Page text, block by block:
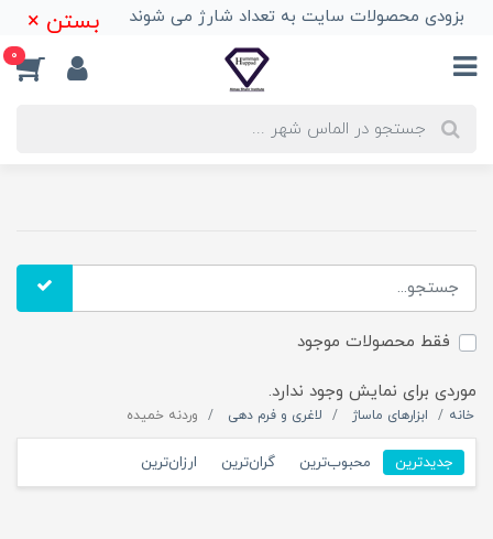
بزودی محصولات سایت به تعداد شارژ می شوند بستن ×
0
فقط محصولات موجود
موردی برای نمایش وجود ندارد.
خانه ابزارهای ماساژ لاغری و فرم دهی وردنه خمیده
جدیدترین محبوب‌ترین گران‌ترین ارزان‌ترین